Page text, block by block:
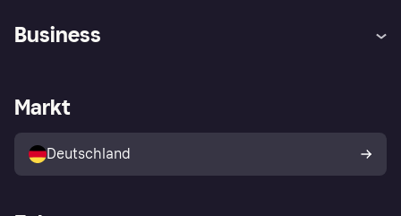
Klarna App
Shops entdecken
Käuferschutzrichtlinie
Dein Widerrufsrecht
Business
Händlerportal
Markt
Deutschland